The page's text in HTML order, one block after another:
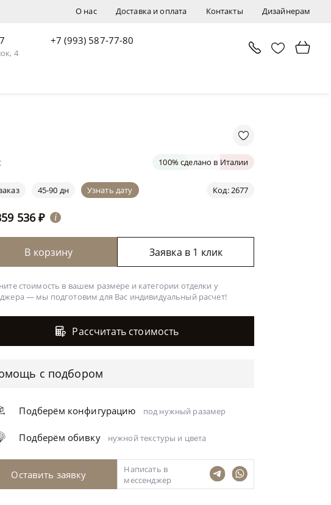
О нас Доставка и оплата Контакты Дизайнерам
4
+7 (993) 587-77-80
100% сделано в Италии
Код: 2677
45-90 дн Узнать дату
536 ₽ i
В корзину Заявка в 1 клик
стоимость в вашем размере и категории отделки у
— мы подготовим для Вас индивидуальный расчет!
Рассчитать стоимость
с подбором
Подберём конфигурацию под нужный разамер
Подберём обивку нужной текстуры и цвета
Оставить заявку
Написать в
мессенджер